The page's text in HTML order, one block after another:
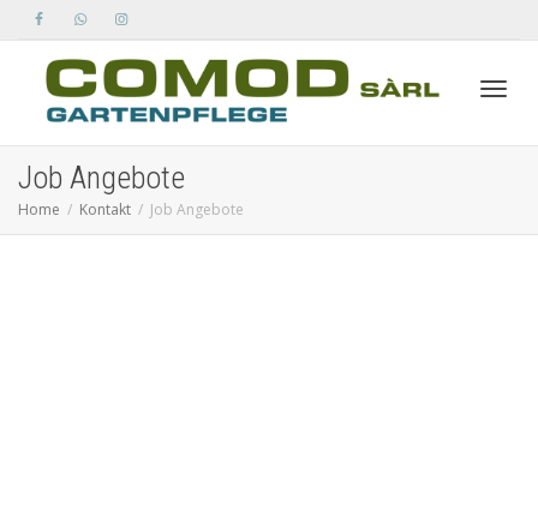
Job Angebote
Home Kontakt Job Angebote